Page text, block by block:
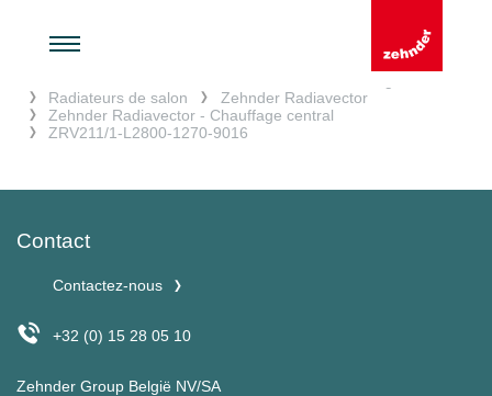
Radiateurs de salon
Zehnder Radiavector
Zehnder Radiavector - Chauffage central
ZRV211/1-L2800-1270-9016
Contact
Contactez-nous
+32 (0) 15 28 05 10
Zehnder Group België NV/SA